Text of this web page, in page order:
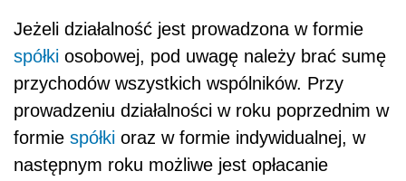
Jeżeli działalność jest prowadzona w formie
spółki osobowej, pod uwagę należy brać sumę
przychodów wszystkich wspólników. Przy
prowadzeniu działalności w roku poprzednim w
formie spółki oraz w formie indywidualnej, w
następnym roku możliwe jest opłacanie